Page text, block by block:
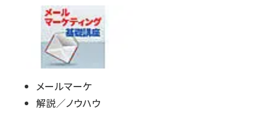
メールマーケ
解説／ノウハウ